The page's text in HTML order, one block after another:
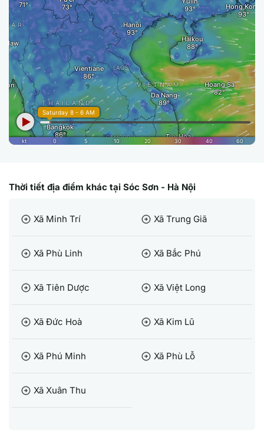
Thời tiết địa điểm khác tại Sóc Sơn - Hà Nội
arrow_circle_right Xã Minh Trí arrow_circle_right Xã Trung Giã
arrow_circle_right Xã Phù Linh arrow_circle_right Xã Bắc Phú
arrow_circle_right Xã Tiên Dược arrow_circle_right Xã Việt Long
arrow_circle_right Xã Đức Hoà arrow_circle_right Xã Kim Lũ
arrow_circle_right Xã Phú Minh arrow_circle_right Xã Phù Lỗ
arrow_circle_right Xã Xuân Thu